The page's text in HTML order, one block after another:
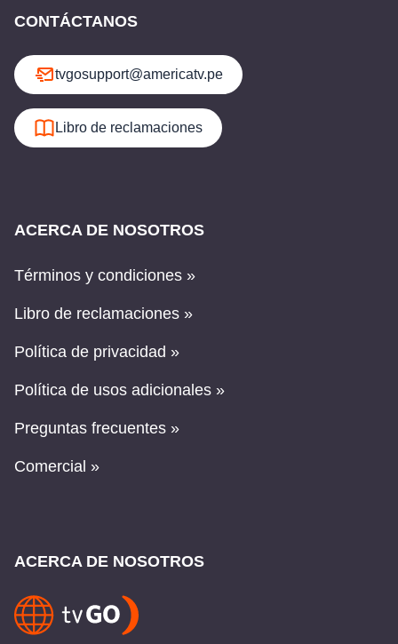
CONTÁCTANOS
tvgosupport@americatv.pe
Libro de reclamaciones
ACERCA DE NOSOTROS
Términos y condiciones »
Libro de reclamaciones »
Política de privacidad »
Política de usos adicionales »
Preguntas frecuentes »
Comercial »
ACERCA DE NOSOTROS